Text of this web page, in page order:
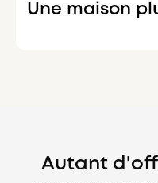
Une maison
Autant